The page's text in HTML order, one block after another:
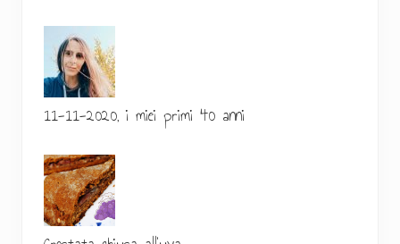
11-11-2020, i miei primi 40 anni